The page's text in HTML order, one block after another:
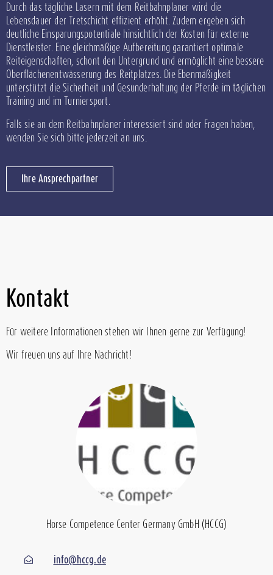
Durch das tägliche Lasern mit dem Reitbahnplaner wird die
Lebensdauer der Tretschicht effizient erhöht. Zudem ergeben sich
deutliche Einsparungspotentiale hinsichtlich der Kosten für externe
Dienstleister. Eine gleichmäßige Aufbereitung garantiert optimale
Reiteigenschaften, schont den Untergrund und ermöglicht eine bessere
Oberflächenentwässerung des Reitplatzes. Die Ebenmäßigkeit
unterstützt die Sicherheit und Gesunderhaltung der Pferde im täglichen
Training und im Turniersport.
Falls sie an dem Reitbahnplaner interessiert sind oder Fragen haben,
wenden Sie sich bitte jederzeit an uns.
Ihre Ansprechpartner
Kontakt
Für weitere Informationen stehen wir Ihnen gerne zur Verfügung!
Wir freuen uns auf Ihre Nachricht!
Horse Competence Center Germany GmbH (HCCG)
info@hccg.de